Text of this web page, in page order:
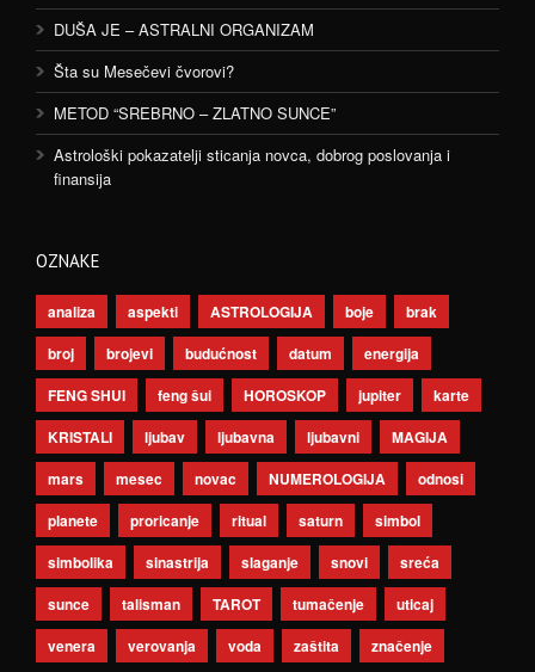
DUŠA JE – ASTRALNI ORGANIZAM
Šta su Mesečevi čvorovi?
METOD “SREBRNO – ZLATNO SUNCE”
Astrološki pokazatelji sticanja novca, dobrog poslovanja i
finansija
OZNAKE
analiza aspekti ASTROLOGIJA boje
brak
broj
brojevi budućnost datum
energija
FENG SHUI
feng šui HOROSKOP jupiter
karte
KRISTALI
ljubav ljubavna ljubavni
MAGIJA
mars
mesec novac NUMEROLOGIJA
odnosi
planete
proricanje ritual saturn
simbol
simbolika
sinastrija slaganje snovi
sreća
sunce
talisman TAROT tumačenje
uticaj
venera
verovanja voda zaštita značenje